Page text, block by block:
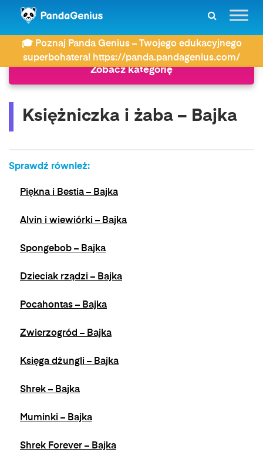
🎓 Poznaj Panda Genius – Twojego edukacyjnego
superbohatera! https://panda.pandagenius.com/
ZDAY Bajki Księżniczka i żaba – Bajka
Zobacz kategorię
Księżniczka i żaba – Bajka
Sprawdź również:
Piękna i Bestia – Bajka
Alvin i wiewiórki – Bajka
Spongebob – Bajka
Dzieciak rządzi – Bajka
Pocahontas – Bajka
Zwierzogród – Bajka
Księga dżungli – Bajka
Shrek – Bajka
Muminki – Bajka
Shrek Forever – Bajka